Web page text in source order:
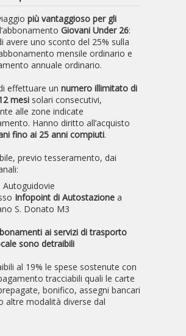
più vantaggioso per gli
Giovani Under 26:
avere uno sconto del 25% sulla
mensile ordinario e
annuale ordinario.
effettuare un numero illimitato di
mesi solari consecutivi,
alle zone indicate
Hanno diritto all’acquisto
fino ai 25 anni compiuti.
previo tesseramento, dai
Autoguidovie
Infopoint di Autostazione a
S. Donato M3
ai servizi di trasporto
sono detraibili
al 19% le spese sostenute con
tracciabili quali le carte
bonifico, assegni bancari
altre modalità diverse dal